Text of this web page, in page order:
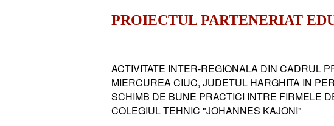
PROIECTUL PARTENERIAT
ACTIVITATE INTER-REGIONALA DIN CADRUL
MIERCUREA CIUC, JUDETUL HARGHITA IN
SCHIMB DE BUNE PRACTICI INTRE FIRMELE
COLEGIUL TEHNIC "JOHANNES KAJONI"​